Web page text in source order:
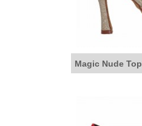
Magic Nude Top